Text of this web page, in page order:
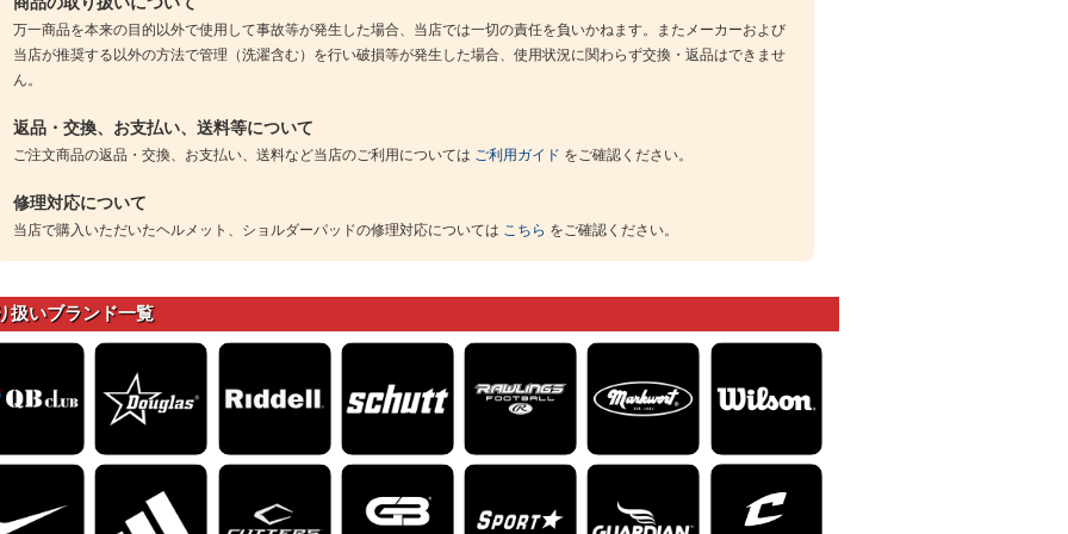
万一商品を本来の目的以外で使用して事故等が発生した場合、当店では一切の責任を負いかねます。またメーカーおよび
当店が推奨する以外の方法で管理（洗濯含む）を行い破損等が発生した場合、使用状況に関わらず交換・返品はできませ
ん。
返品・交換、お支払い、送料等について
ご注文商品の返品・交換、お支払い、送料など当店のご利用については ご利用ガイド をご確認ください。
修理対応について
当店で購入いただいたヘルメット、ショルダーパッドの修理対応については こちら をご確認ください。
扱いブランド一覧